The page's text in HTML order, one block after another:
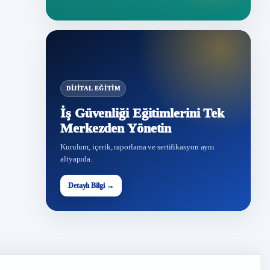
DIJITAL EĞITIM
İş Güvenliği Eğitimlerini Tek
Merkezden Yönetin
Kurulum, içerik, raporlama ve sertifikasyon aynı
altyapıda.
Detaylı Bilgi →